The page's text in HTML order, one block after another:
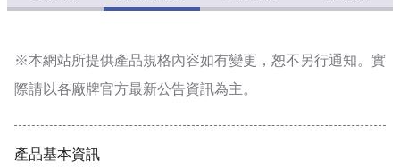
※本網站所提供產品規格內容如有變更，恕不另行通知。實
際請以各廠牌官方最新公告資訊為主。
產品基本資訊